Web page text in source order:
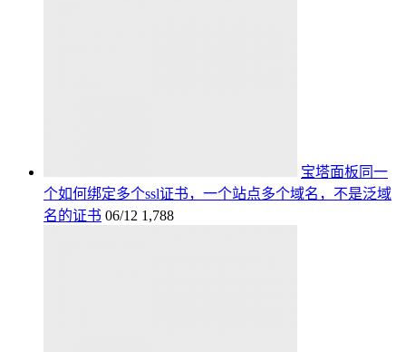
宝塔面板同一
个如何绑定多个ssl证书，一个站点多个域名，不是泛域
名的证书 06/12 1,788